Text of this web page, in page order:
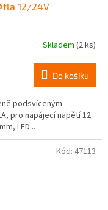
12/24V
Skladem (2 ks)
Do košíku
podsvíceným
pro napájecí napětí 12
LED...
Kód: 47113